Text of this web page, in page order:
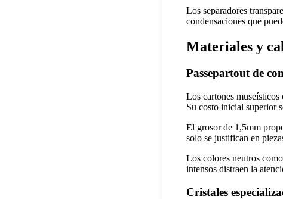
Los separadores
condensaciones que
Materiales y
Passepartout de
Los cartones
Su costo inicial superior
El grosor de 1,5mm
solo se justifican en
Los colores neutros
intensos distraen la
Cristales